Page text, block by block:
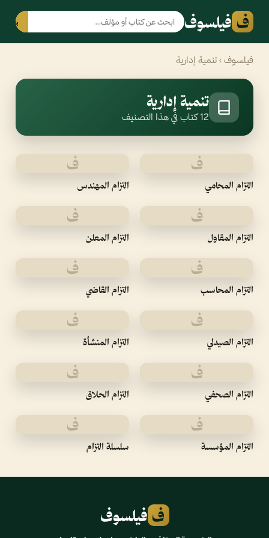
ف فيلسوف بحث
فيلسوف › تنمية إدارية
تنمية إدارية
12 كتاب في هذا التصنيف
ف
التزام المحامي
ف
التزام المهندس
ف
التزام المقاول
ف
التزام المعلن
ف
التزام المحاسب
ف
التزام القاضي
ف
التزام الصيدلي
ف
التزام المنشأة
ف
التزام الصحفي
ف
التزام الحلاق
ف
التزام المؤسسة
ف
سلسلة التزام
ف فيلسوف